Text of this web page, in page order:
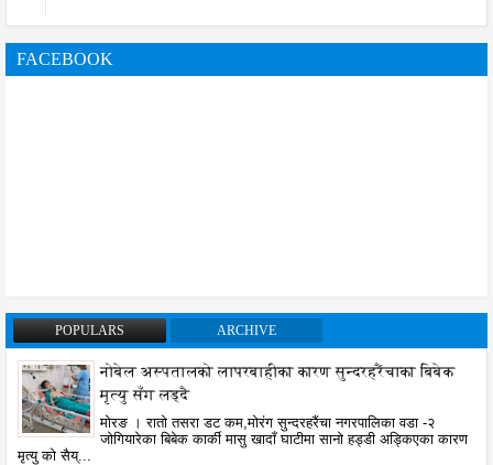
FACEBOOK
POPULARS ARCHIVE
नोबेल अस्पतालको लापरबाहीका कारण सुन्दरहरैंचाका बिबेक
मृत्यु सँग लड्दै
मोरङ । रातो तसरा डट कम,मोरंग सुन्दरहरैंचा नगरपालिका वडा -२
जोगियारेका बिबेक कार्की मासु खादाँ घाटीमा सानो हड्डी अड्किएका कारण
मृत्यु को सैय्...